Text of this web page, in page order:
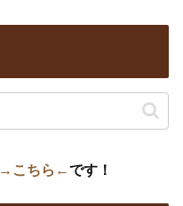
→こちら←です！